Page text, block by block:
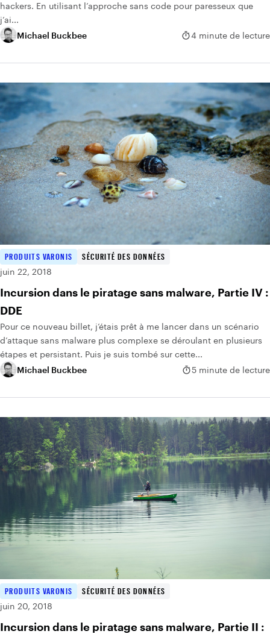
hackers. En utilisant l’approche sans code pour paresseux que
j’ai...
Michael Buckbee
4 minute de lecture
PRODUITS VARONIS
SÉCURITÉ DES DONNÉES
juin 22, 2018
Incursion dans le piratage sans malware, Partie IV :
DDE
Pour ce nouveau billet, j’étais prêt à me lancer dans un scénario
d’attaque sans malware plus complexe se déroulant en plusieurs
étapes et persistant. Puis je suis tombé sur cette...
Michael Buckbee
5 minute de lecture
PRODUITS VARONIS
SÉCURITÉ DES DONNÉES
juin 20, 2018
Incursion dans le piratage sans malware, Partie II :